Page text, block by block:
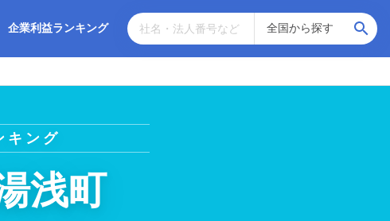
企業利益ランキング
キング
浅町